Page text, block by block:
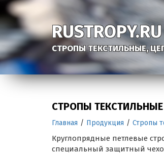
RUSTROPY.RU
СТРОПЫ ТЕКСТИЛЬНЫЕ,
СТРОПЫ
Главная / Продукция / Стропы
Круглопрядные петлевые
специальный защитный